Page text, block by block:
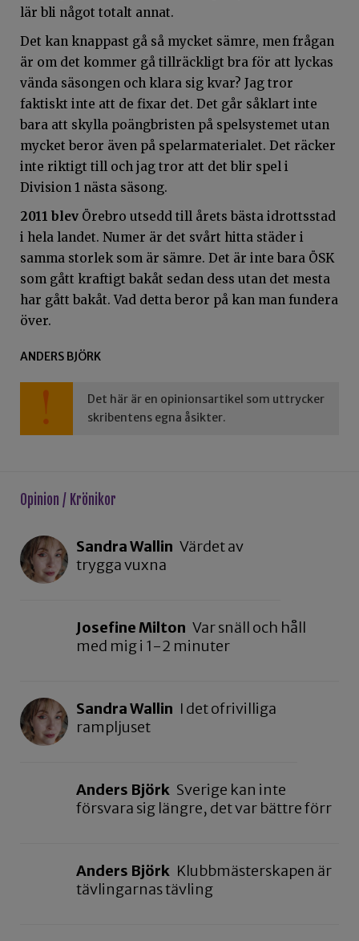
lär bli något totalt annat.
Det kan knappast gå så mycket sämre, men frågan
är om det kommer gå tillräckligt bra för att lyckas
vända säsongen och klara sig kvar? Jag tror
faktiskt inte att de fixar det. Det går såklart inte
bara att skylla poängbristen på spelsystemet utan
mycket beror även på spelarmaterialet. Det räcker
inte riktigt till och jag tror att det blir spel i
Division 1 nästa säsong.
2011 blev Örebro utsedd till årets bästa idrottsstad
i hela landet. Numer är det svårt hitta städer i
samma storlek som är sämre. Det är inte bara ÖSK
som gått kraftigt bakåt sedan dess utan det mesta
har gått bakåt. Vad detta beror på kan man fundera
över.
ANDERS BJÖRK
Det här är en opinionsartikel som uttrycker
skribentens egna åsikter.
Opinion / Krönikor
Sandra Wallin Värdet av
trygga vuxna
Josefine Milton Var snäll och håll
med mig i 1-2 minuter
Sandra Wallin I det ofrivilliga
rampljuset
Anders Björk Sverige kan inte
försvara sig längre, det var bättre förr
Anders Björk Klubbmästerskapen är
tävlingarnas tävling